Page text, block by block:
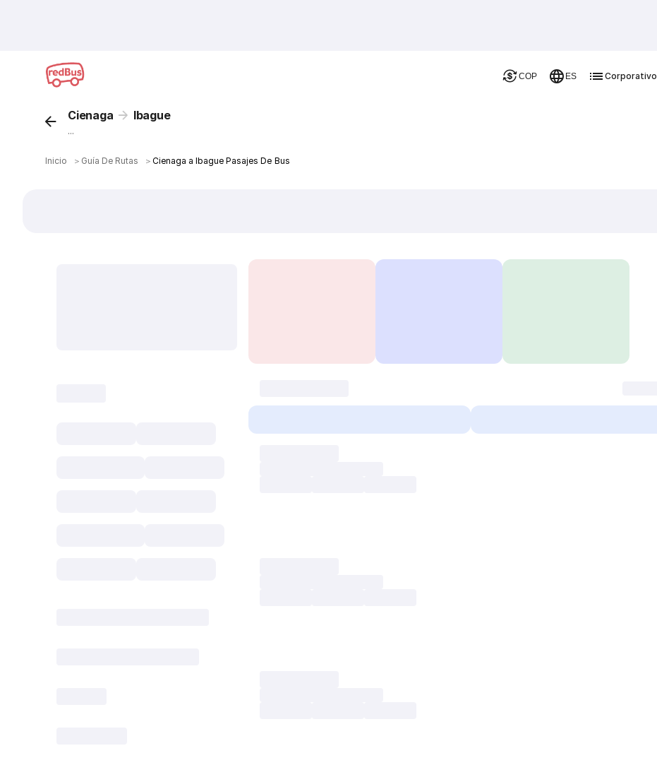
COP ES Corporativo
Cienaga Ibague
...
Inicio ＞ Guía De Rutas ＞Cienaga a Ibague Pasajes De Bus